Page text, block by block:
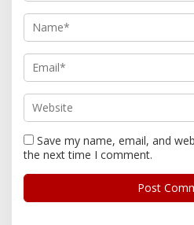
Save my name, email, and
the next time I comment.